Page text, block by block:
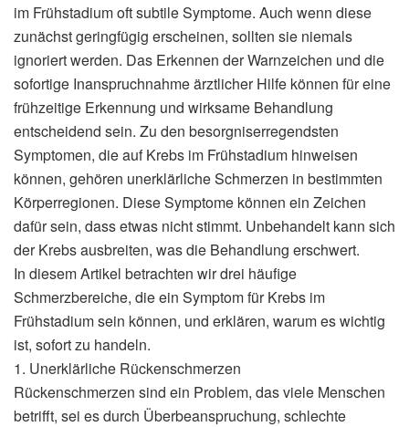
im Frühstadium oft subtile Symptome. Auch wenn diese
zunächst geringfügig erscheinen, sollten sie niemals
ignoriert werden. Das Erkennen der Warnzeichen und die
sofortige Inanspruchnahme ärztlicher Hilfe können für eine
frühzeitige Erkennung und wirksame Behandlung
entscheidend sein. Zu den besorgniserregendsten
Symptomen, die auf Krebs im Frühstadium hinweisen
können, gehören unerklärliche Schmerzen in bestimmten
Körperregionen. Diese Symptome können ein Zeichen
dafür sein, dass etwas nicht stimmt. Unbehandelt kann sich
der Krebs ausbreiten, was die Behandlung erschwert.
In diesem Artikel betrachten wir drei häufige
Schmerzbereiche, die ein Symptom für Krebs im
Frühstadium sein können, und erklären, warum es wichtig
ist, sofort zu handeln.
1. Unerklärliche Rückenschmerzen
Rückenschmerzen sind ein Problem, das viele Menschen
betrifft, sei es durch Überbeanspruchung, schlechte